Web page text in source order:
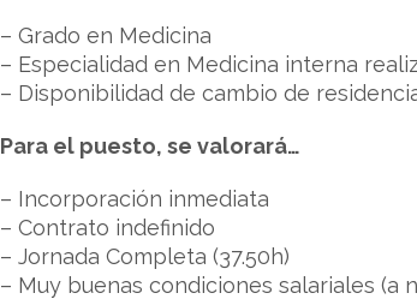
– Grado en Medicina
– Especialidad en Medicina interna
– Disponibilidad de cambio de
Para el puesto, se valorará…
– Incorporación inmediata
– Contrato indefinido
– Jornada Completa (37.50h)
– Muy buenas condiciones salariales